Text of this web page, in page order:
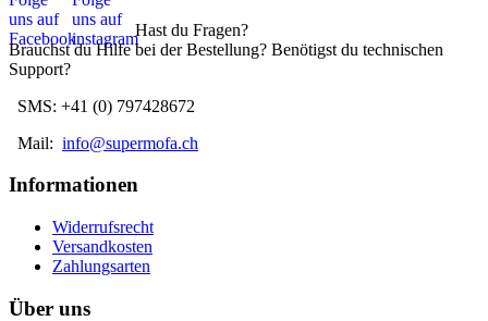
Hast du Fragen?
Brauchst du Hilfe bei der Bestellung? Benötigst du technischen
Support?
SMS: +41 (0) 797428672
Mail: info@supermofa.ch
Informationen
Widerrufsrecht
Versandkosten
Zahlungsarten
Über uns